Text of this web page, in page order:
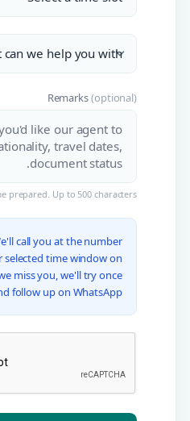
Remarks(optional)
prepared. Up to 500 characters.
call you at the number
time window on
miss you, we'll try once
follow up on WhatsApp.